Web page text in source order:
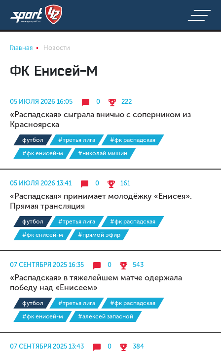
Главная Новости
ФК Енисей-М
05 ИЮЛЯ 2026 16:05 0 222
«Распадская» сыграла вничью с соперником из
Красноярска
футбол #третья лига
#фк распадская
#фк енисей-м
#николай мишин
05 ИЮЛЯ 2026 13:41 0 161
«Распадская» принимает молодёжку «Енисея».
Прямая трансляция
футбол #третья лига
#фк распадская
#фк енисей-м
#прямой эфир
07 СЕНТЯБРЯ 2025 16:35 0 543
«Распадская» в тяжелейшем матче одержала
победу над «Енисеем»
футбол #третья лига
#фк распадская
#фк енисей-м
#алексей запасной
07 СЕНТЯБРЯ 2025 13:43 0 384